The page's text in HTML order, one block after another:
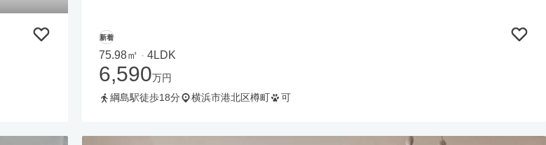
新着
75.98㎡ ・ 4LDK
6,590万円
綱島駅徒歩18分
横浜市港北区樽町 可